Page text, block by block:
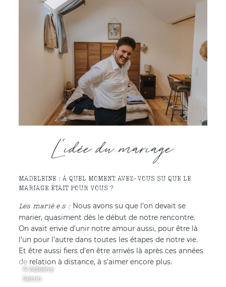
L'idée du mariage
MADELEINE : À QUEL MOMENT AVEZ-VOUS SU QUE LE
MARIAGE ÉTAIT POUR VOUS ?
Nous avons su que l’on devait se
marier, quasiment dès le début de notre rencontre.
On avait envie d’unir notre amour aussi, pour être là
l’un pour l’autre dans toutes les étapes de notre vie.
Et être aussi fiers d’en être arrivés là après ces années
de relation à distance, à s’aimer encore plus.
© Adeline
Setrin